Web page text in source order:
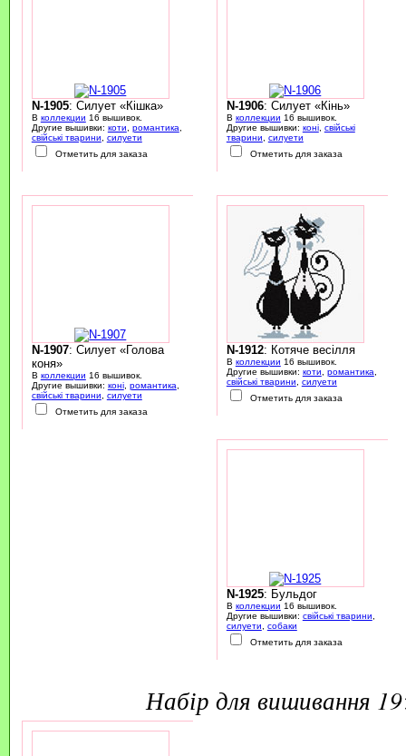
N-1905: Силует «Кішка»
В коллекции 16 вышивок.
Другие вышивки: коти романтика
свійські тварини
силуети
Отметить для заказа
N-1906: Силует «Кінь»
В коллекции 16 вышивок.
Другие вышивки: коні, свійські
тварини
силуети
Отметить для заказа
N-1907: Силует «Голова
коня»
В коллекции 16 вышивок.
Другие вышивки: коні, романтика
свійські тварини
силуети
Отметить для заказа
N-1912: Котяче весілля
В коллекции 16 вышивок.
Другие вышивки: коти романтика
свійські тварини
силуети
Отметить для заказа
N-1925: Бульдог
В коллекции 16 вышивок.
Другие вышивки: свійські тварини
силуети
собаки
Отметить для заказа
набір для вишивання